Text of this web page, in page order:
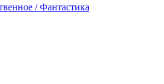
/ Фантастика